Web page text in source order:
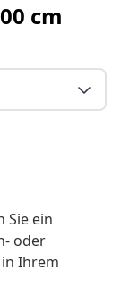
cm
Sie ein
oder
Ihrem